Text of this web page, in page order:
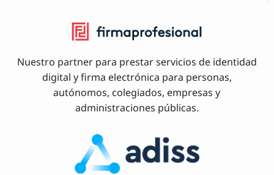
Nuestro partner para prestar servicios de identidad
digital y firma electrónica para personas,
autónomos, colegiados, empresas y
administraciones públicas.